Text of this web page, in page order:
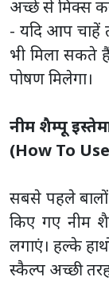
अच्छे से मिक्स
- यदि आप चाहें
भी मिला सकते
पोषण मिलेगा।
नीम शैम्पू
(How To
सबसे पहले बालों
किए गए नीम
लगाएं। हल्के
स्कैल्प अच्छी